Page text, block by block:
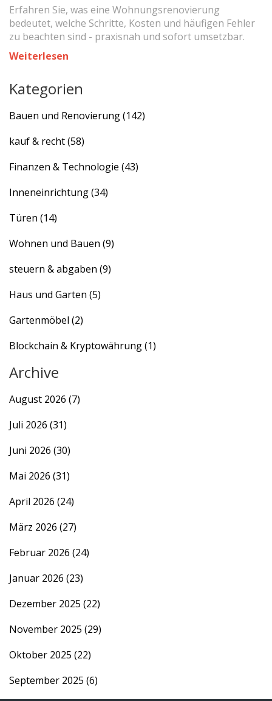
Erfahren Sie, was eine Wohnungsrenovierung
bedeutet, welche Schritte, Kosten und häufigen Fehler
zu beachten sind - praxisnah und sofort umsetzbar.
Weiterlesen
Kategorien
Bauen und Renovierung(142)
kauf & recht(58)
Finanzen & Technologie (43)
Inneneinrichtung(34)
Türen (14)
Wohnen und Bauen (9)
steuern & abgaben (9)
Haus und Garten (5)
Gartenmöbel (2)
Blockchain & Kryptowährung(1)
Archive
August 2026 (7)
Juli 2026 (31)
Juni 2026 (30)
Mai 2026 (31)
April 2026 (24)
März 2026 (27)
Februar 2026 (24)
Januar 2026 (23)
Dezember 2025 (22)
November 2025 (29)
Oktober 2025 (22)
September 2025 (6)